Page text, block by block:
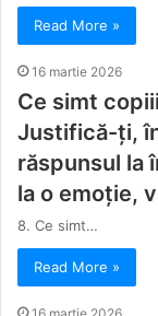
Read More »
16 martie 2026
Ce simt
Justifică-ți,
răspunsul la
la o emoție,
8. Ce simt…
Read More »